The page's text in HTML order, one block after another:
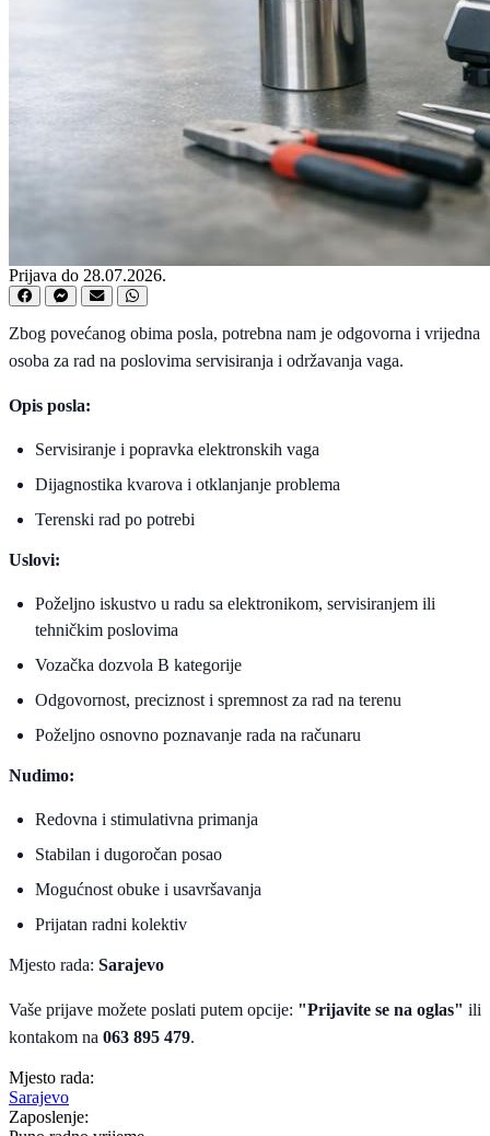
Prijava do 28.07.2026.
Zbog povećanog obima posla, potrebna nam je odgovorna i vrijedna
osoba za rad na poslovima servisiranja i održavanja vaga.
Opis posla:
Servisiranje i popravka elektronskih vaga
Dijagnostika kvarova i otklanjanje problema
Terenski rad po potrebi
Uslovi:
Poželjno iskustvo u radu sa elektronikom, servisiranjem ili
tehničkim poslovima
Vozačka dozvola B kategorije
Odgovornost, preciznost i spremnost za rad na terenu
Poželjno osnovno poznavanje rada na računaru
Nudimo:
Redovna i stimulativna primanja
Stabilan i dugoročan posao
Mogućnost obuke i usavršavanja
Prijatan radni kolektiv
Mjesto rada: Sarajevo
Vaše prijave možete poslati putem opcije: "Prijavite se na oglas" ili
kontakom na 063 895 479.
Mjesto rada:
Sarajevo
Zaposlenje: